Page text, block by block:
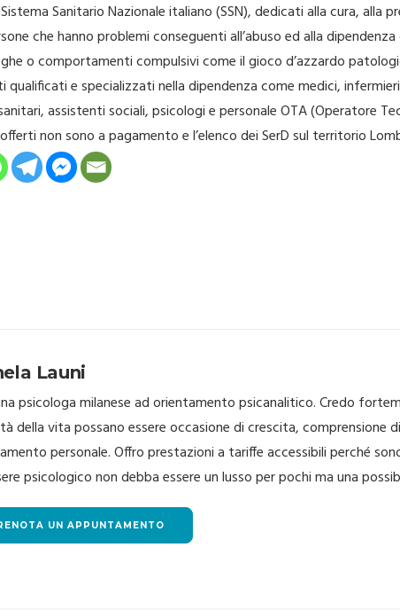
Sanitario Nazionale italiano (SSN), dedicati alla cura, alla
che hanno problemi conseguenti all’abuso ed alla
o comportamenti compulsivi come il gioco d’azzardo
qualificati e specializzati nella dipendenza come medici,
assistenti sociali, psicologi e personale OTA (Operatore
non sono a pagamento e l’elenco dei SerD sul territorio
Launi
psicologa milanese ad orientamento psicanalitico. Credo
della vita possano essere occasione di crescita, comprensione
personale. Offro prestazioni a tariffe accessibili perché
psicologico non debba essere un lusso per pochi ma una
UN APPUNTAMENTO